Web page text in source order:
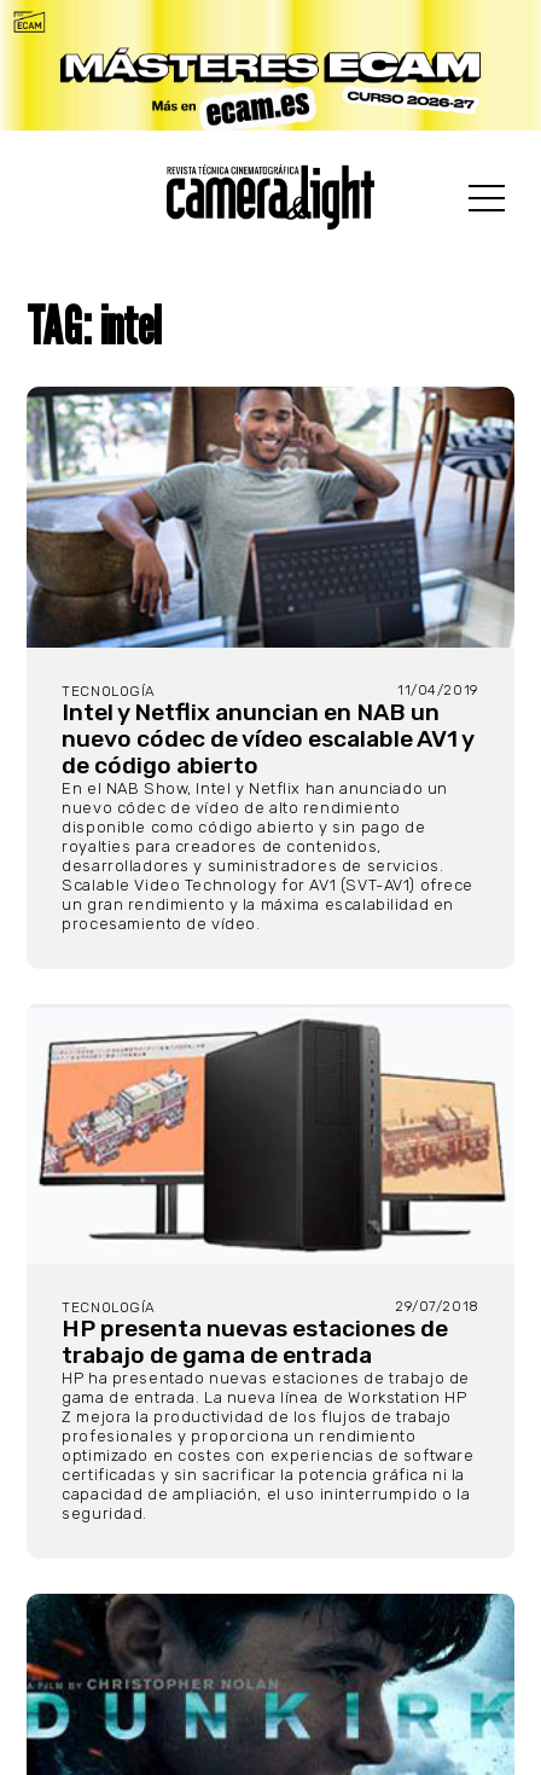
TAG: intel
TECNOLOGÍA 11/04/2019
Intel y Netflix anuncian en NAB un
nuevo códec de vídeo escalable AV1 y
de código abierto
En el NAB Show, Intel y Netflix han anunciado un
nuevo códec de vídeo de alto rendimiento
disponible como código abierto y sin pago de
royalties para creadores de contenidos,
desarrolladores y suministradores de servicios.
Scalable Video Technology for AV1 (SVT-AV1) ofrece
un gran rendimiento y la máxima escalabilidad en
procesamiento de vídeo.
TECNOLOGÍA 29/07/2018
HP presenta nuevas estaciones de
trabajo de gama de entrada
HP ha presentado nuevas estaciones de trabajo de
gama de entrada. La nueva línea de Workstation HP
Z mejora la productividad de los flujos de trabajo
profesionales y proporciona un rendimiento
optimizado en costes con experiencias de software
certificadas y sin sacrificar la potencia gráfica ni la
capacidad de ampliación, el uso ininterrumpido o la
seguridad.